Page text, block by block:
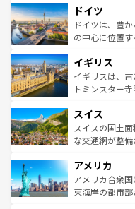
せる。地方に
ンテンツ一覧
で、幅広い魅
聖堂、美しい
から魅了する
いる。シャンパ
香り高いラベ
らに、パリ以
れる地方に足
き
を参照してほし
ドイツ
ドイツは、豊
の中心に位置
顔を持つこの国
ルリンの文化
してライン川
は、お酒好きな人に
ドイツ情報は
イギリス
イギリスは、
トミンスター
リアごとに異
ティー、ビー
戦など、本場
ンツ一覧を参照
スイス
スイスの国土
な交通網が整
の建物がそのま
博物館もあり
ことができる
アメリカ
アメリカ合衆
東海岸の都市